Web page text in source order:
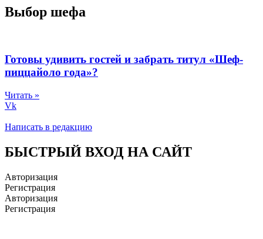
Выбор шефа
Готовы удивить гостей и забрать титул «Шеф-
пиццайоло года»?
Читать »
Vk
Написать в редакцию
БЫСТРЫЙ ВХОД НА САЙТ
Авторизация
Регистрация
Авторизация
Регистрация